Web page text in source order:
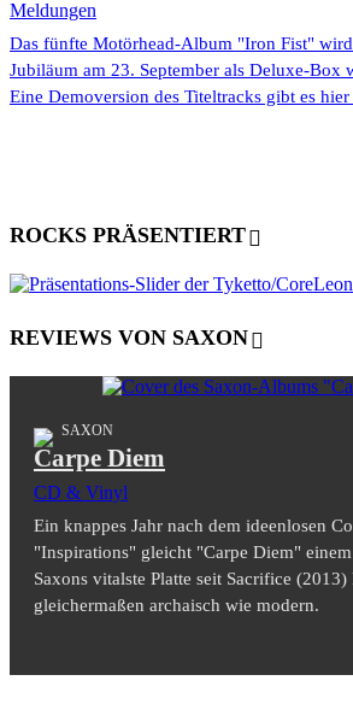
Meldungen
Das fünfte Motörhead-Album "Iron Fist"
Jubiläum am 23. September als Deluxe-Box
Eine Demoversion des Titeltracks gibt es
ROCKS PRÄSENTIERT
REVIEWS VON SAXON
SAXON
Carpe Diem
CD & Vinyl
Ein knappes Jahr nach dem ideenlosen
"Inspirations" gleicht "Carpe Diem"
Saxons vitalste Platte seit Sacrifice
gleichermaßen archaisch wie modern.